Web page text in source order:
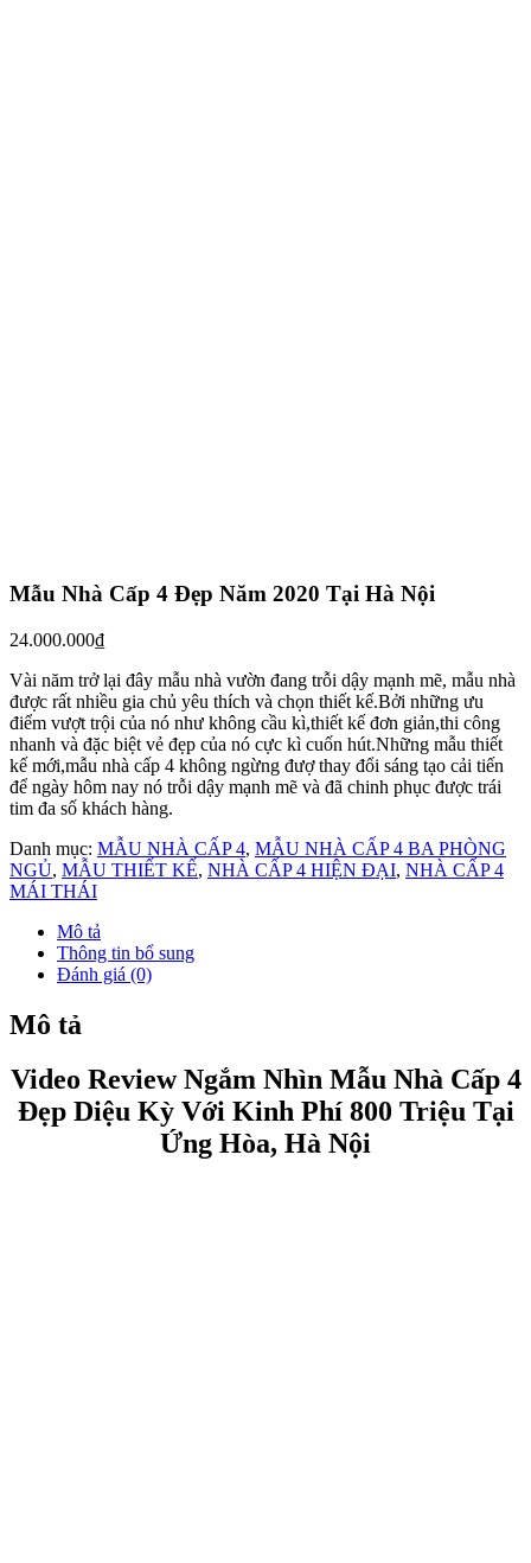
Mẫu Nhà Cấp 4 Đẹp Năm 2020 Tại Hà Nội
24.000.000₫
Vài năm trở lại đây mẫu nhà vườn đang trỗi dậy mạnh mẽ, mẫu nhà
được rất nhiều gia chủ yêu thích và chọn thiết kế.Bởi những ưu
điểm vượt trội của nó như không cầu kì,thiết kế đơn giản,thi công
nhanh và đặc biệt vẻ đẹp của nó cực kì cuốn hút.Những mẫu thiết
kế mới,mẫu nhà cấp 4 không ngừng đượ thay đổi sáng tạo cải tiến
để ngày hôm nay nó trỗi dậy mạnh mẽ và đã chinh phục được trái
tim đa số khách hàng.
Danh mục: MẪU NHÀ CẤP 4, MẪU NHÀ CẤP 4 BA PHÒNG
NGỦ, MẪU THIẾT KẾ, NHÀ CẤP 4 HIỆN ĐẠI, NHÀ CẤP 4
MÁI THÁI
Mô tả
Thông tin bổ sung
Đánh giá (0)
Mô tả
Video Review Ngắm Nhìn Mẫu Nhà Cấp 4
Đẹp Diệu Kỳ Với Kinh Phí 800 Triệu Tại
Ứng Hòa, Hà Nội